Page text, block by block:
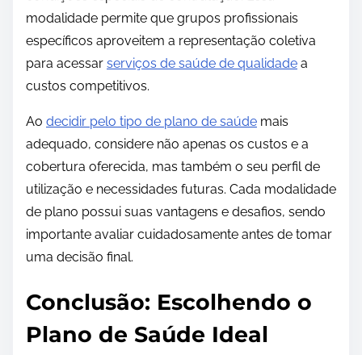
modalidade permite que grupos profissionais
específicos aproveitem a representação coletiva
para acessar serviços de saúde de qualidade a
custos competitivos.
Ao decidir pelo tipo de plano de saúde mais
adequado, considere não apenas os custos e a
cobertura oferecida, mas também o seu perfil de
utilização e necessidades futuras. Cada modalidade
de plano possui suas vantagens e desafios, sendo
importante avaliar cuidadosamente antes de tomar
uma decisão final.
Conclusão: Escolhendo o
Plano de Saúde Ideal